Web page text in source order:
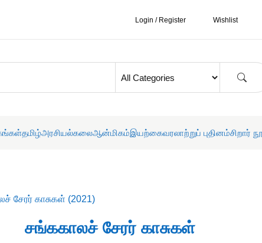
Login / Register Wishlist
தமிழ்அரசியல்கலைஆன்மிகம்இயற்கைவரலாற்றுப் புதினம்சிறார்
சேரர் காசுகள் (2021)
சங்ககாலச் சேரர் காசுகள்